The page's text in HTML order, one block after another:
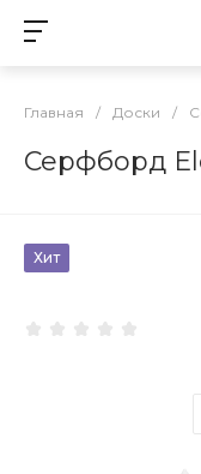
Главная / Доски /
Серфборд
Хит